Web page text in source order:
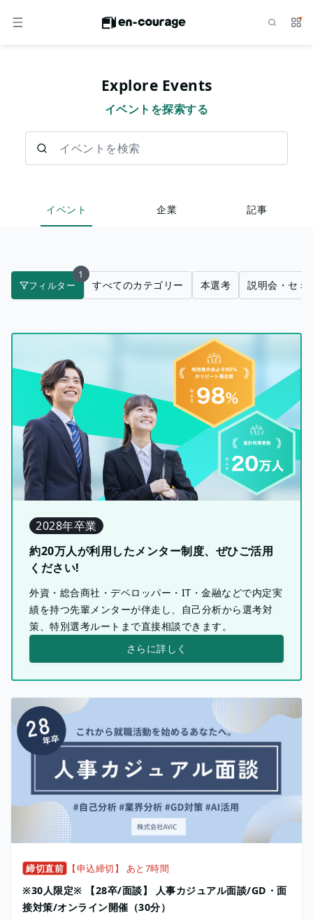
メニュー サ
Explore Events
イベントを探索する
イベント 企業 記事
フィルター
1
すべてのカテゴリー 本選考 説明会・セミ
2028年卒業
約20万人が利用したメンター制度、ぜひご活用
ください!
外資・総合商社・デベロッパー・IT・金融などで内定実
績を持つ先輩メンターが伴走し、自己分析から選考対
策、特別選考ルートまで直接相談できます。
さらに詳しく
締切直前 【申込締切】 あと7時間
※30人限定※ 【28卒/面談】 人事カジュアル面談/GD・面
接対策/オンライン開催（30分）